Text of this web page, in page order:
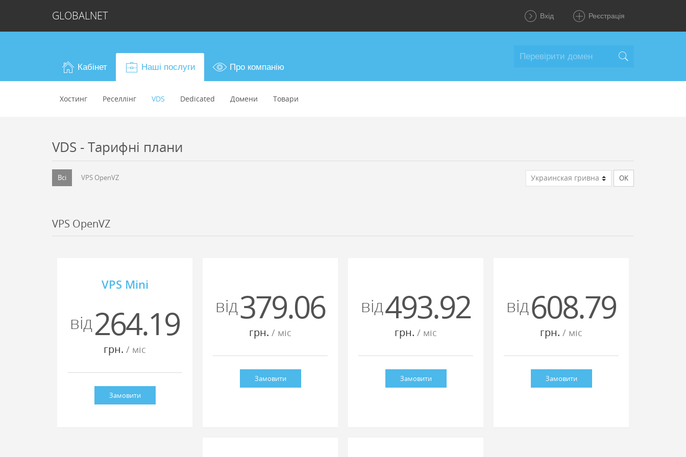
GLOBALNET Вхід Реєстрація
Кабінет Наші послуги
Хостинг Реселлiнг VDS Dedicated Домени Товари
Про компанію
VDS - Тарифні плани
Всі VPS OpenVZ
VPS OpenVZ
VPS Mini
вiд264.19
грн. / мiс
Замовити
вiд379.06
грн. / мiс
Замовити
вiд493.92
грн. / мiс
Замовити
вiд608.79
грн. / мiс
Замовити